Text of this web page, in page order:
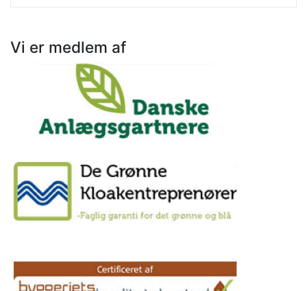
Vi er medlem af